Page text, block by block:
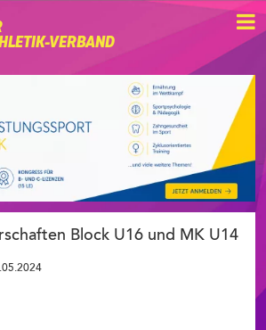
VERBAND
Block U16 und MK U14